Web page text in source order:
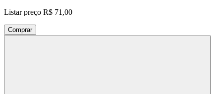
Listar preço R$ 71,00
Comprar